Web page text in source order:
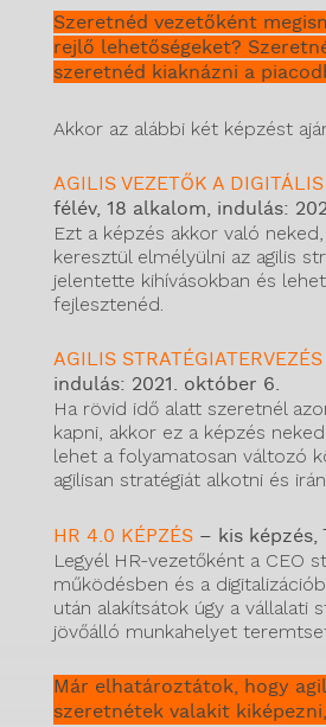
Szeretnéd vezetőként
rejlő lehetőségeket?
szeretnéd kiaknázni a
Akkor az alábbi két képzést
AGILIS VEZETŐK A
félév, 18 alkalom, indulás:
Ezt a képzés akkor való
keresztül elmélyülni az agilis
jelentette kihívásokban és
fejlesztenéd.
AGILIS
indulás: 2021. október 6.
Ha rövid idő alatt szeretnél
kapni, akkor ez a képzés
lehet a folyamatosan változó
agilisan stratégiát alkotni és
HR 4.0 KÉPZÉS – kis képzés,
Legyél HR-vezetőként a CEO
működésben és a
után alakítsátok úgy a vállalati
jövőálló munkahelyet
Már elhatároztátok, hogy
szeretnétek valakit